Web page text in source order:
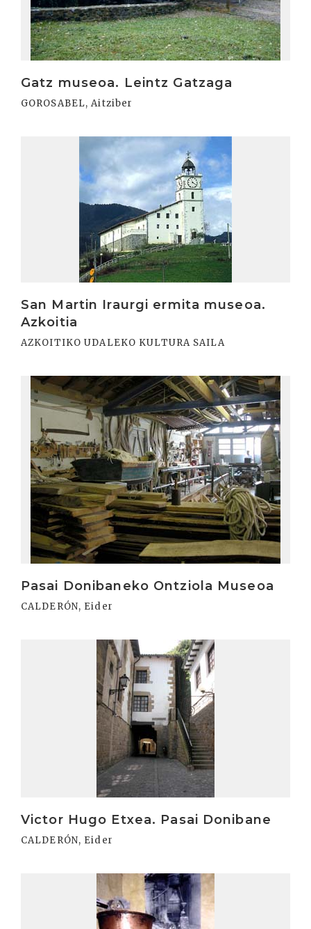
Gatz museoa. Leintz Gatzaga
GOROSABEL, Aitziber
San Martin Iraurgi ermita museoa.
Azkoitia
AZKOITIKO UDALEKO KULTURA SAILA
Pasai Donibaneko Ontziola Museoa
CALDERÓN, Eider
Irakurri
Victor Hugo Etxea. Pasai Donibane
CALDERÓN, Eider